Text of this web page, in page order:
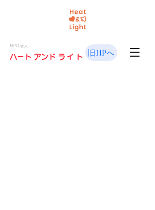
NPO法人
​ハート アンド ライト 旧HPへ